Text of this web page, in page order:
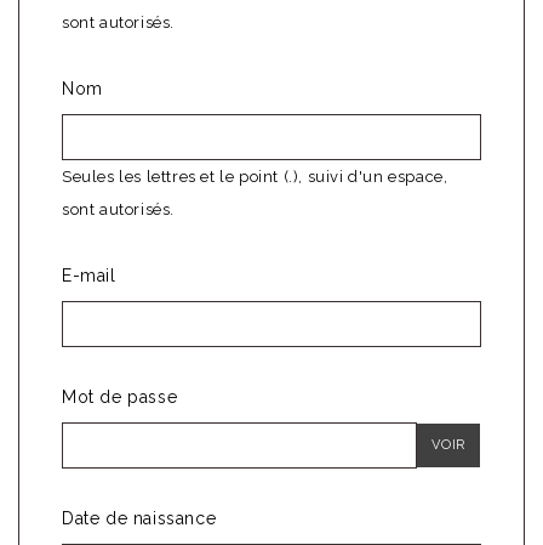
sont autorisés.
Nom
Seules les lettres et le point (.), suivi d'un espace,
sont autorisés.
E-mail
Mot de passe
VOIR
Date de naissance